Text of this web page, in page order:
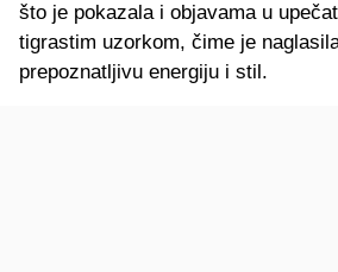
što je pokazala i objavama u
tigrastim uzorkom, čime je
prepoznatljivu energiju i stil.